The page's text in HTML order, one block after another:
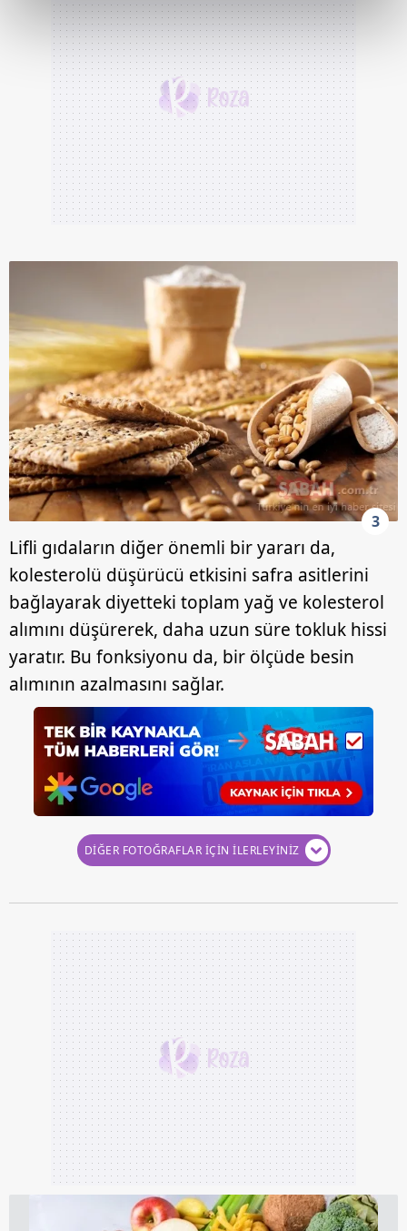
kalemimiz olduğunu sizlere hatırlatmak isteriz.
Her halükârda, kullanıcılar, bu çerezlere izin vermedikleri
takdirde, kullanıcılara hedefli reklamlar
gösterilmeyecektir."
Sizlere daha iyi bir hizmet sunabilmek için İnternet
Sitemizde kendimize ve üçüncü kişilere ait çerezler
kullanılmaktadır. Bu çerezler vasıtasıyla çeşitli kişisel
verileriniz işlenmekte olup gerekli olan çerezler bilgi
kullanılmaktadır. Diğer çerezler, sitemizin daha işlevsel
kılınması ve kişiselleştirilmesi ve sizlere yönelik
reklam/pazarlama faaliyetlerinin yapılması, amaçlarıyla
sınırlı olarak açık rızanız dahilinde kullanılacaktır.
Çerezlere ilişkin tercihlerinizi aşağıda yer alan panel
vasıtasıyla belirleyebilirsiniz. Çerezlere ilişkin detaylı bilgi
için Ayarlar butonuna tıklayabilir,Çerez Bilgilendirme
Metnimiziziyaret edebilirsiniz.
6698 sayılı Kişisel Verilerin Korunması Kanunu uyarınca
hazırlanmış Aydınlatma Metnimizi okumak ve sitemizde
ilgili mevzuata uygun olarak kullanılan çerezlerle ilgili bilgi
almak için lütfentıklayınız.
3
Lifli gıdaların diğer önemli bir yararı da,
kolesterolü düşürücü etkisini safra asitlerini
bağlayarak diyetteki toplam yağ ve kolesterol
alımını düşürerek, daha uzun süre tokluk hissi
yaratır. Bu fonksiyonu da, bir ölçüde besin
alımının azalmasını sağlar.
DİĞER FOTOĞRAFLAR İÇİN İLERLEYİNİZ